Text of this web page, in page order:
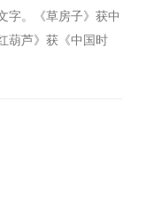
字。《草房子》获中
葫芦》获《中国时